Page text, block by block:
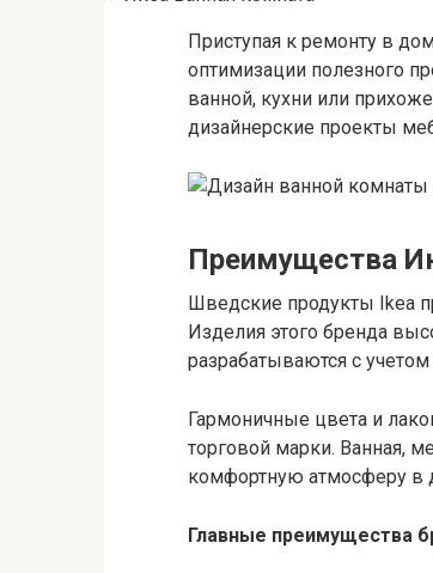
Приступая к ремонту в
оптимизации полезного
ванной, кухни или
дизайнерские проекты
Преимущества
Шведские продукты Ikea
Изделия этого бренда
разрабатываются с учетом
Гармоничные цвета и
торговой марки. Ванная,
комфортную атмосферу в
Главные преимущества